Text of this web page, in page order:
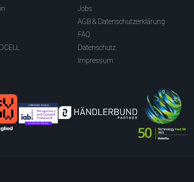
Jobs
AGB & Datenschutzerklärung
FAQ
Datenschutz
Impressum